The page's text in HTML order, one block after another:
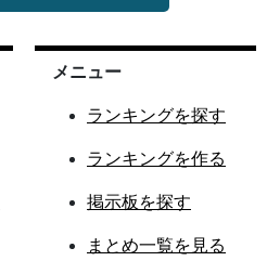
メニュー
ランキングを探す
ランキングを作る
掲示板を探す
まとめ一覧を見る